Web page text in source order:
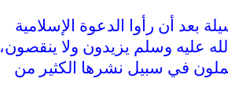
بعد أن رأوا الدعوة الإسلامية
عليه وسلم يزيدون ولا ينقصون،
في سبيل نشرها الكثير من